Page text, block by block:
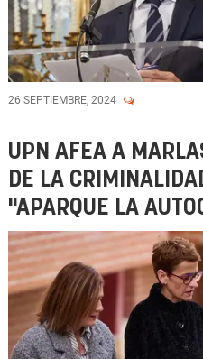
26 SEPTIEMBRE, 2024
UPN AFEA A
DE LA
"APARQUE LA